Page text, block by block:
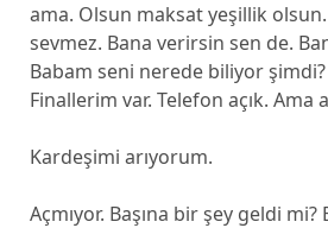
ama. Olsun maksat yeşillik
sevmez. Bana verirsin sen de.
Babam seni nerede biliyor
Finallerim var. Telefon açık. Ama
Kardeşimi arıyorum.
Açmıyor. Başına bir şey geldi mi?